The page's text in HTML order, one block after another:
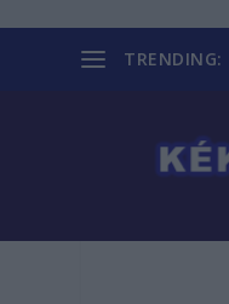
TRENDING: